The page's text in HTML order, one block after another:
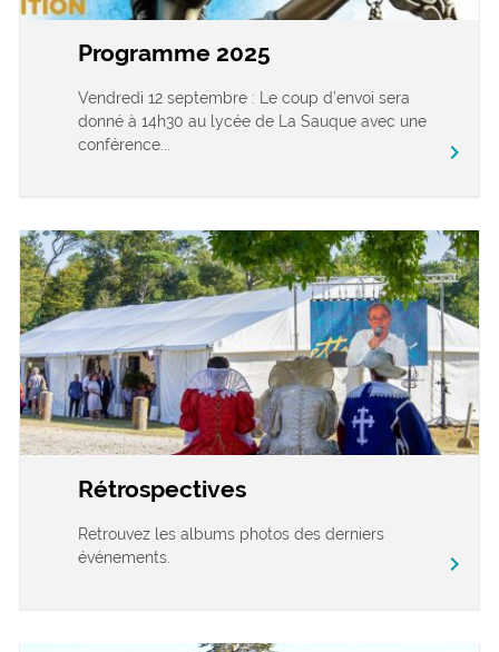
Programme 2025
Vendredi 12 septembre : Le coup d’envoi sera
donné à 14h30 au lycée de La Sauque avec une
conférence...
chevron_right
Rétrospectives
Retrouvez les albums photos des derniers
événements.
chevron_right